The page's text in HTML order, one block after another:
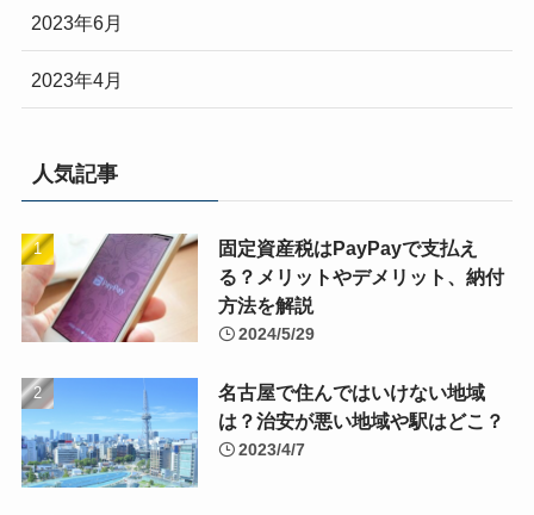
2023年6月
2023年4月
人気記事
固定資産税はPayPayで支払え
る？メリットやデメリット、納付
方法を解説
2024/5/29
名古屋で住んではいけない地域
は？治安が悪い地域や駅はどこ？
2023/4/7